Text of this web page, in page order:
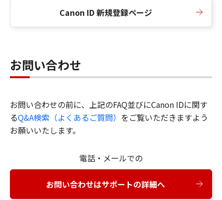
Canon ID 新規登録ページ
お問い合わせ
お問い合わせの前に、上記のFAQ並びにCanon IDに関す
るQ&A検索（よくあるご質問） をご覧いただきますよう
お願いいたします。
電話・メールでの
お問い合わせはサポートの詳細へ